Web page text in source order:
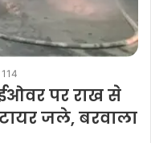
114
पर राख से
जले, बरवाला